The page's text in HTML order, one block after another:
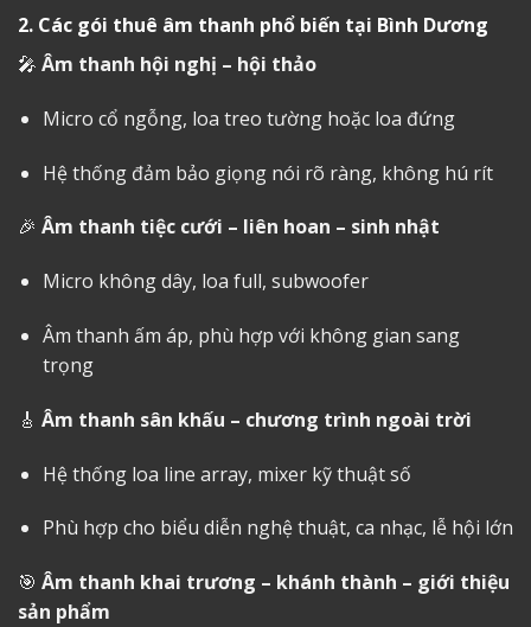
2. Các gói thuê âm thanh phổ biến tại Bình Dương
🎤 Âm thanh hội nghị – hội thảo
Micro cổ ngỗng, loa treo tường hoặc loa đứng
Hệ thống đảm bảo giọng nói rõ ràng, không hú rít
🎉 Âm thanh tiệc cưới – liên hoan – sinh nhật
Micro không dây, loa full, subwoofer
Âm thanh ấm áp, phù hợp với không gian sang
trọng
🎸 Âm thanh sân khấu – chương trình ngoài trời
Hệ thống loa line array, mixer kỹ thuật số
Phù hợp cho biểu diễn nghệ thuật, ca nhạc, lễ hội lớn
🎯 Âm thanh khai trương – khánh thành – giới thiệu
sản phẩm